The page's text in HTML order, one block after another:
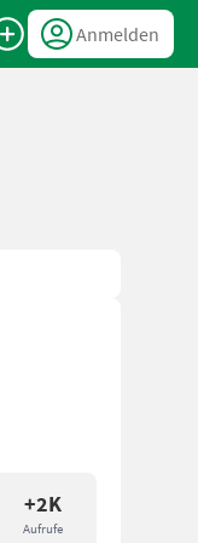
Anmelden
+2K
Aufrufe